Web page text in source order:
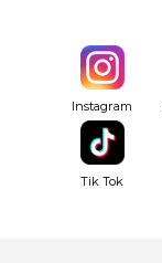
Instagram
Tik Tok